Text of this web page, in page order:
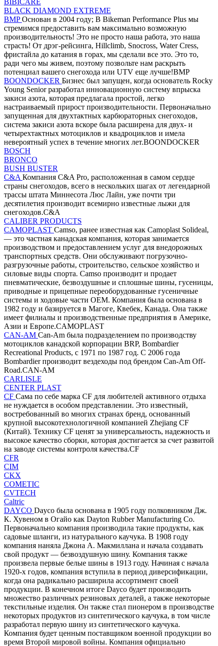
BLACK DIAMOND EXTREME
BMPОснован в 2004 году; В Bikeman Performance Plus мы
стремимся предоставить вам максимально возможную
производительность! Это не просто наша работа, это наша
страсть! От дрэг-рейсинга, Hillclimb, Snocross, Water Cress,
фристайла до катания в горах, мы сделали все это. Это то,
ради чего мы живем, поэтому позвольте нам раскрыть
потенциал вашего снегохода или UTV еще лучше!BMP
BOONDOCKER Бизнес был запущен, когда основатель Rocky
Young Senior разработал инновационную систему впрыска
закиси азота, которая предлагала простой, легко
настраиваемый прирост производительности. Первоначально
запущенная для двухтактных карбюраторных снегоходов,
система закиси азота вскоре была расширена для двух- и
четырехтактных мотоциклов и квадроциклов и имела
невероятный успех в течение многих лет.BOONDOCKER
BOSCH
BRONCO
BUSH BUSTER
C&A Компания C&A Pro, расположенная в самом сердце
страны снегоходов, всего в нескольких шагах от легендарной
трассы штата Миннесота Люс Лайн, уже почти три
десятилетия производит всемирно известные лыжи для
снегоходов.C&A
CALIBER PRODUCTS
CAMOPLAST Camso, ранее известная как Camoplast Solideal,
— это частная канадская компания, которая занимается
производством и предоставлением услуг для внедорожных
транспортных средств. Они обслуживают погрузочно-
разгрузочные работы, строительство, сельское хозяйство и
силовые виды спорта. Camso производит и продает
пневматические, безвоздушные и сплошные шины, гусеницы,
приводные и прицепные переоборудованные гусеничные
системы и ходовые части OEM. Компания была основана в
1982 году и базируется в Магоге, Квебек, Канада. Она также
имеет филиалы и производственные предприятия в Америке,
Азии и Европе.CAMOPLAST
CAN-AM Can-Am была подразделением по производству
мотоциклов канадской корпорации BRP, Bombardier
Recreational Products, с 1971 по 1987 год. С 2006 года
Bombardier производит вездеходы под брендом Can-Am Off-
Road.CAN-AM
CARLISLE
CENTER PLAST
CF Сама по себе марка CF для любителей активного отдыха
не нуждается в особом представлении. Это известный,
востребованный во многих странах бренд, основанный
крупной высокотехнологичной компанией Zhejiang CF
(Китай). Технику CF ценят за универсальность, надежность и
высокое качество сборки, которая достигается за счет развитой
на заводе системы контроля качества.CF
CFR
CIM
CKX
COMETIC
CVTECH
Caltric
DAYCO Dayco была основана в 1905 году полковником Дж.
К. Хувеном в Огайо как Dayton Rubber Manufacturing Co.
Первоначально компания производила такие продукты, как
садовые шланги, из натурального каучука. В 1908 году
компания наняла Джона А. Макмиллана и начала создавать
свой продукт — безвоздушную шину. Компания также
произвела первые белые шины в 1913 году. Начиная с начала
1920-х годов, компания вступила в период диверсификации,
когда она радикально расширила ассортимент своей
продукции. В конечном итоге Dayco будет производить
множество различных резиновых деталей, а также некоторые
текстильные изделия. Он также стал пионером в производстве
некоторых продуктов из синтетического каучука, в том числе
разработал первую шину из синтетического каучука.
Компания будет ценным поставщиком военной продукции во
время Второй мировой войны. Компания официально